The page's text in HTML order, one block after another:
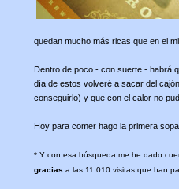
quedan mucho más ricas que en el
Dentro de poco - con suerte - habrá
día de estos volveré a sacar del
conseguirlo) y que con el calor no
Hoy para comer hago la primera sopa
* Y con esa búsqueda me he dado
gracias a las 11.010 visitas que han